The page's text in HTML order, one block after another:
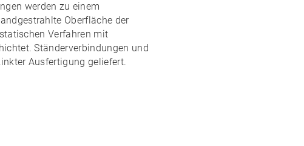
werden zu einem
Oberfläche der
Verfahren mit
Ständerverbindungen und
Ausfertigung geliefert.